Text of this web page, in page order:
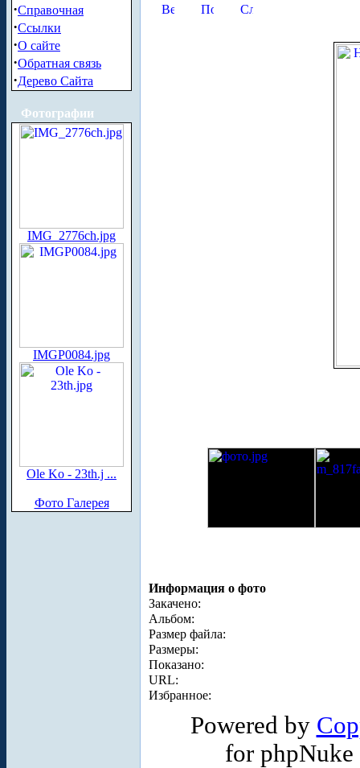
·Справочная
·Ссылки
·О сайте
·Обратная связь
·Дерево Сайта
Фотографии
IMG_2776ch.jpg
IMGP0084.jpg
Ole Ko - 23th.j ...
Фото Галерея
Информация о фото
Закачено:
Альбом:
Размер файла:
Размеры:
Показано:
URL:
Избранное:
Powered by
for